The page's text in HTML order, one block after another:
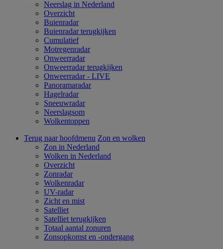
Neerslag in Nederland
Overzicht
Buienradar
Buienradar terugkijken
Cumulatief
Motregenradar
Onweerradar
Onweerradar terugkijken
Onweerradar - LIVE
Panoramaradar
Hagelradar
Sneeuwradar
Neerslagsom
Wolkentoppen
Terug naar hoofdmenu Zon en wolken
Zon in Nederland
Wolken in Nederland
Overzicht
Zonradar
Wolkenradar
UV-radar
Zicht en mist
Satelliet
Satelliet terugkijken
Totaal aantal zonuren
Zonsopkomst en -ondergang